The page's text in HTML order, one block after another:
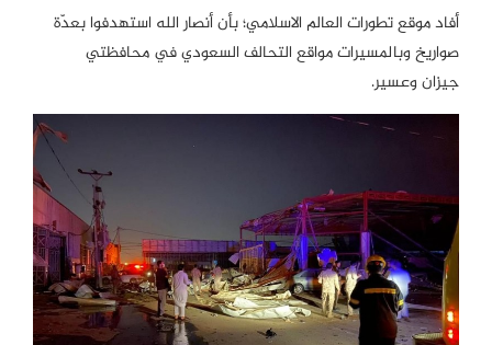
أفاد موقع تطورات العالم الاسلامي؛ بأن أنصار الله استهدفوا بعدّة
صواريخ وبالمسيرات مواقع التحالف السعودي في محافظتي
جيزان وعسير.